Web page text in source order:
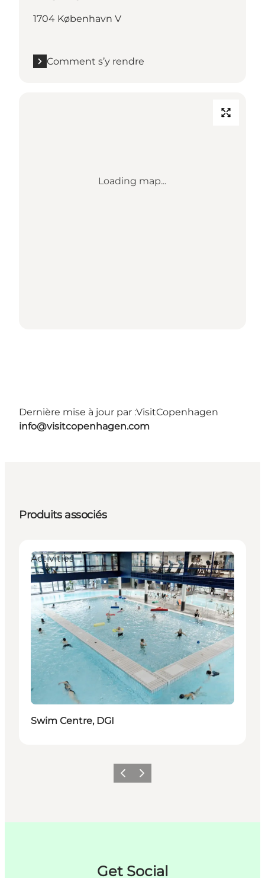
1704 København V
Comment s’y rendre
Loading map...
Dernière mise à jour par :VisitCopenhagen
info@visitcopenhagen.com
Produits associés
Activities
Swim Centre, DGI
PrécédentSuivant
Get Social